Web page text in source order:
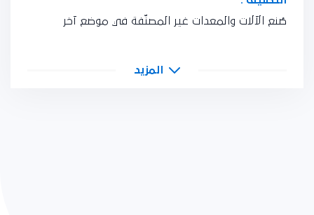
صُنع الآلات والمعدات غير المصنّفة في موضع آخر
المزيد